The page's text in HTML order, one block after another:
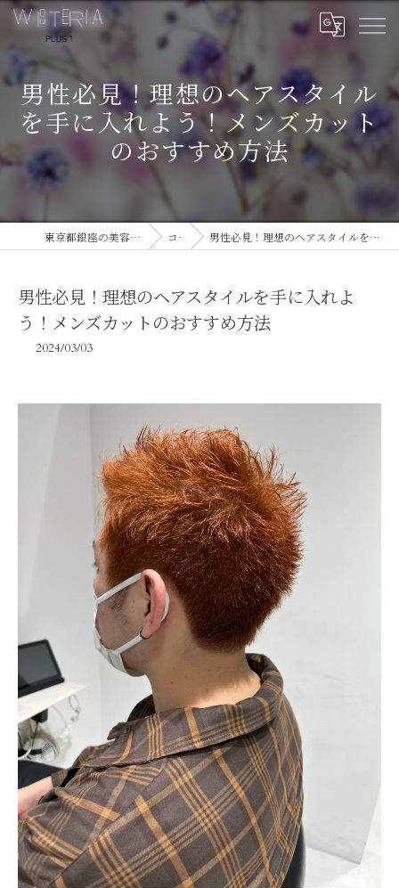
男性必見！理想のヘアスタイル
を手に入れよう！メンズカット
のおすすめ方法
東京都銀座の美容室ならWISTERIA PLUS 1 コラム 男性必見！理想のヘアスタイルを手に入れよう！メンズカットのおすすめ方法
男性必見！理想のヘアスタイルを手に入れよ
う！メンズカットのおすすめ方法
2024/03/03